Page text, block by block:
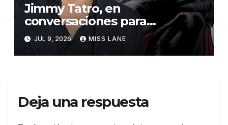
Jimmy Tatro, en
conversaciones para
interpretar a Gorilla Grodd en
la serie derivada de DC «DC
Crime»
JUL 9, 2026 MISS LANE
Deja una respuesta